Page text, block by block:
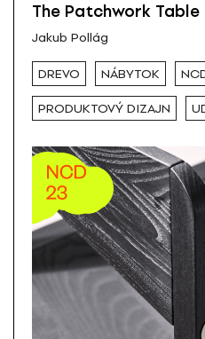
The Patchwork Table
Jakub Pollág
DREVO NÁBYTOK
PRODUKTOVÝ DIZAJN